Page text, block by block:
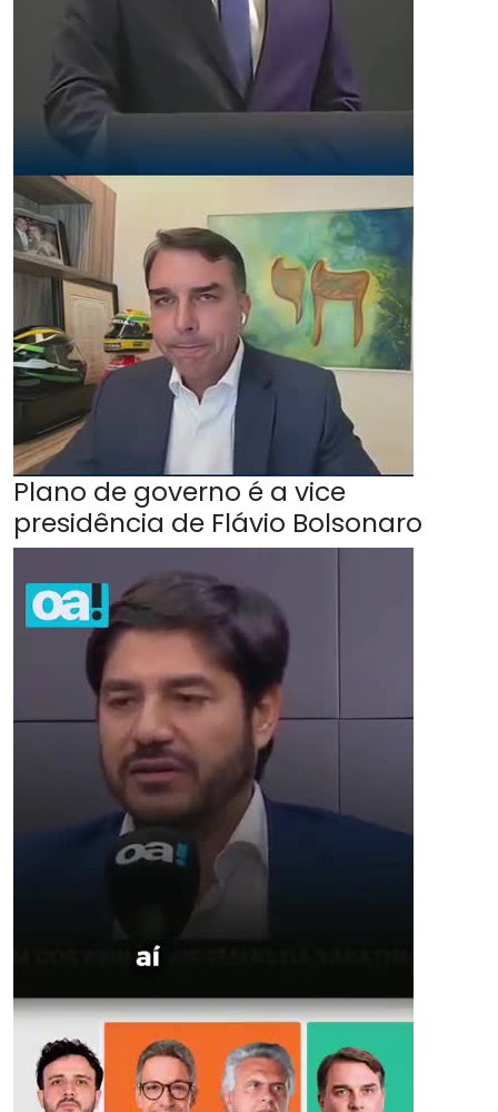
Plano de governo é a vice
presidência de Flávio Bolsonaro